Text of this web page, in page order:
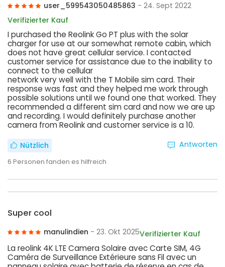
user_599543050485863 - 24. Sept 2022
Verifizierter Kauf
I purchased the Reolink Go PT plus with the solar
charger for use at our somewhat remote cabin, which
does not have great cellular service. I contacted
customer service for assistance due to the inability to
connect to the cellular
network very well with the T Mobile sim card. Their
response was fast and they helped me work through
possible solutions until we found one that worked. They
recommended a different sim card and now we are up
and recording. I would definitely purchase another
camera from Reolink and customer service is a 10.
Nützlich
6 Personen fanden es hilfreich
Antworten
Super cool
manulindien - 23. Okt 2025Verifizierter Kauf
La reolink 4K LTE Camera Solaire avec Carte SIM, 4G
Caméra de Surveillance Extérieure sans Fil avec un